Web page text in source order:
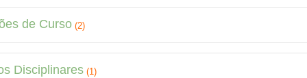
de Curso (2)
Disciplinares (1)